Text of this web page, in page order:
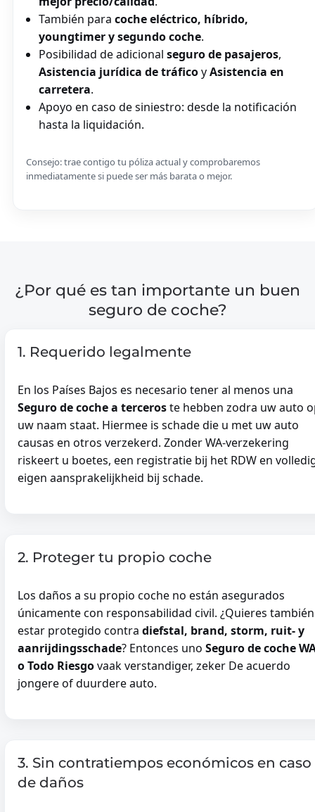
También para coche eléctrico, híbrido,
youngtimer y segundo coche.
Posibilidad de adicional seguro de pasajeros,
Asistencia jurídica de tráficoyAsistencia en
carretera.
Apoyo en caso de siniestro: desde la notificación
hasta la liquidación.
Consejo: trae contigo tu póliza actual y comprobaremos
inmediatamente si puede ser más barata o mejor.
¿Por qué es tan importante un buen
seguro de coche?
1. Requerido legalmente
En los Países Bajos es necesario tener al menos una
Seguro de coche a terceroste hebben zodra uw auto
uw naam staat. Hiermee is schade die u met uw auto
causas en otros verzekerd. Zonder WA-verzekering
riskeert u boetes, een registratie bij het RDW en
eigen aansprakelijkheid bij schade.
2. Proteger tu propio coche
Los daños a su propio coche no están asegurados
únicamente con responsabilidad civil. ¿Quieres también
estar protegido contra diefstal, brand, storm, ruit- y
aanrijdingsschade? Entonces uno Seguro de coche
o Todo Riesgovaak verstandiger, zeker De acuerdo
jongere of duurdere auto.
3. Sin contratiempos económicos en caso
de daños